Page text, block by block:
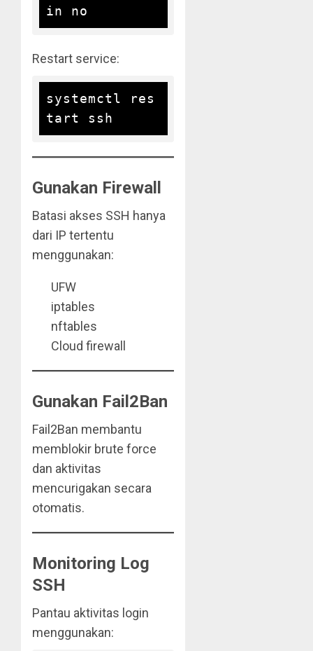
Restart service:
systemctl res
Gunakan Firewall
Batasi akses SSH hanya
dari IP tertentu
menggunakan:
UFW
iptables
nftables
Cloud firewall
Gunakan Fail2Ban
Fail2Ban membantu
memblokir brute force
dan aktivitas
mencurigakan secara
otomatis.
Monitoring Log
SSH
Pantau aktivitas login
menggunakan: